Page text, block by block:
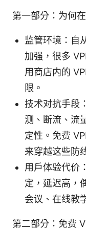
第一部分：为何
监管环境：自
加强，很多
用商店内的
限。
技术对抗手段
测、断流、流
定性。免费
来穿越这些防
用户体验代价
定，延迟高，
会议、在线教
第二部分：免费